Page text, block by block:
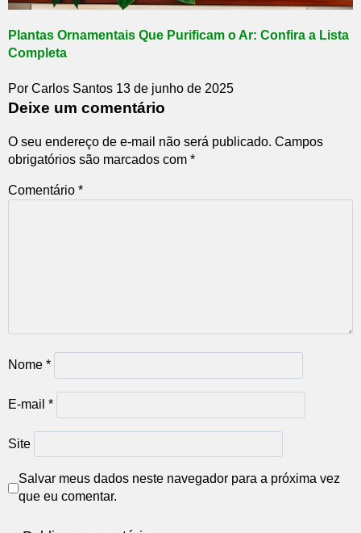
Plantas Ornamentais Que Purificam o Ar: Confira a Lista
Completa
Por Carlos Santos 13 de junho de 2025
Deixe um comentário
O seu endereço de e-mail não será publicado. Campos
obrigatórios são marcados com *
Comentário *
Nome *
E-mail *
Site
Salvar meus dados neste navegador para a próxima vez
que eu comentar.